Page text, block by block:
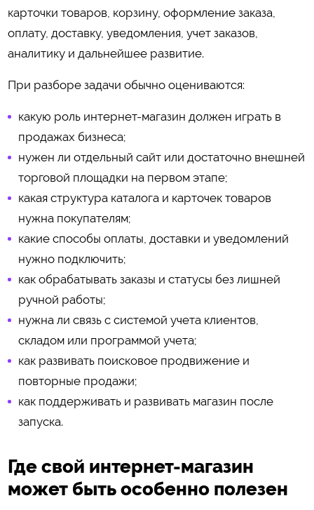
карточки товаров, корзину, оформление заказа,
оплату, доставку, уведомления, учет заказов,
аналитику и дальнейшее развитие.
При разборе задачи обычно оцениваются:
какую роль интернет-магазин должен играть в
продажах бизнеса;
нужен ли отдельный сайт или достаточно внешней
торговой площадки на первом этапе;
какая структура каталога и карточек товаров
нужна покупателям;
какие способы оплаты, доставки и уведомлений
нужно подключить;
как обрабатывать заказы и статусы без лишней
ручной работы;
нужна ли связь с системой учета клиентов,
складом или программой учета;
как развивать поисковое продвижение и
повторные продажи;
как поддерживать и развивать магазин после
запуска.
Где свой интернет-магазин
может быть особенно полезен